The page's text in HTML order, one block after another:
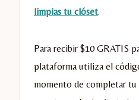
limpias tu clóset.
Para recibir $10 GRATIS
plataforma utiliza el
momento de completar